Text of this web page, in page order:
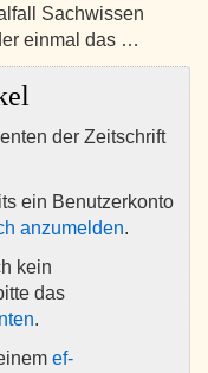
Sachwissen
einmal das …
der Zeitschrift
ein Benutzerkonto
anzumelden.
kein
das
.
ef-